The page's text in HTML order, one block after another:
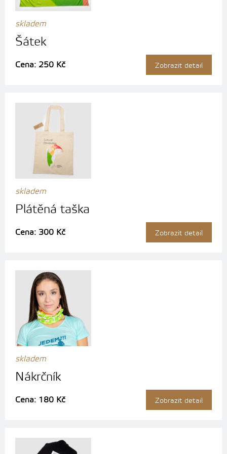
skladem
Šátek
Cena: 250 Kč Zobrazit detail
skladem
Plátěná taška
Cena: 300 Kč Zobrazit detail
skladem
Nákrčník
Cena: 180 Kč Zobrazit detail